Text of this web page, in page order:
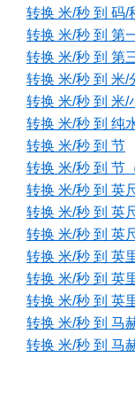
转换 米/秒 到 码/
转换 米/秒 到 第
转换 米/秒 到 第
转换 米/秒 到 米/
转换 米/秒 到 米/
转换 米/秒 到 纯
转换 米/秒 到 节
转换 米/秒 到 节
转换 米/秒 到 英
转换 米/秒 到 英
转换 米/秒 到 英
转换 米/秒 到 英
转换 米/秒 到 英
转换 米/秒 到 英
转换 米/秒 到 马
转换 米/秒 到 马